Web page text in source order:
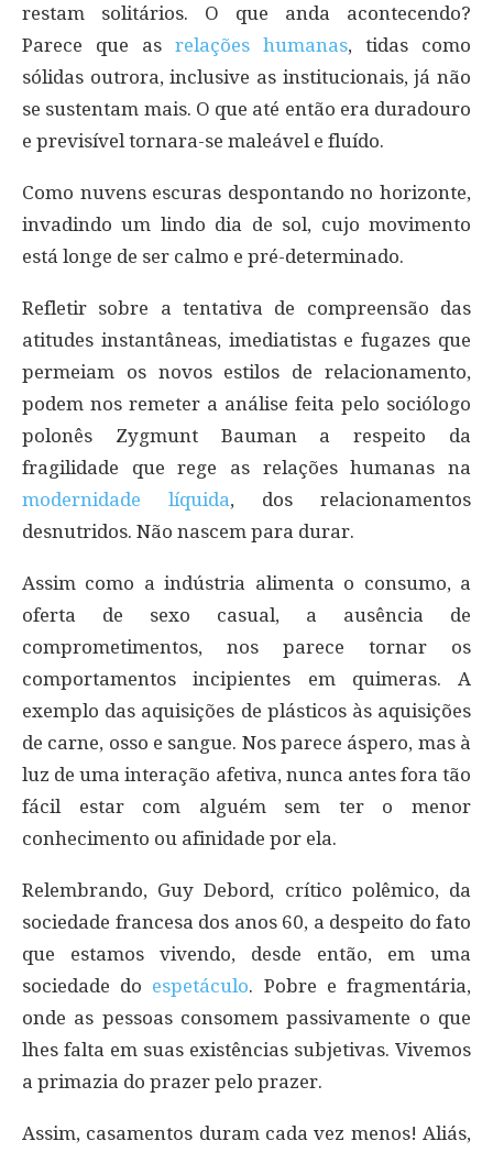
restam solitários. O que anda acontecendo?
Parece que as relações humanas, tidas como
sólidas outrora, inclusive as institucionais, já não
se sustentam mais. O que até então era duradouro
e previsível tornara-se maleável e fluído.
Como nuvens escuras despontando no horizonte,
invadindo um lindo dia de sol, cujo movimento
está longe de ser calmo e pré-determinado.
Refletir sobre a tentativa de compreensão das
atitudes instantâneas, imediatistas e fugazes que
permeiam os novos estilos de relacionamento,
podem nos remeter a análise feita pelo sociólogo
polonês Zygmunt Bauman a respeito da
fragilidade que rege as relações humanas na
modernidade líquida, dos relacionamentos
desnutridos. Não nascem para durar.
Assim como a indústria alimenta o consumo, a
oferta de sexo casual, a ausência de
comprometimentos, nos parece tornar os
comportamentos incipientes em quimeras. A
exemplo das aquisições de plásticos às aquisições
de carne, osso e sangue. Nos parece áspero, mas à
luz de uma interação afetiva, nunca antes fora tão
fácil estar com alguém sem ter o menor
conhecimento ou afinidade por ela.
Relembrando, Guy Debord, crítico polêmico, da
sociedade francesa dos anos 60, a despeito do fato
que estamos vivendo, desde então, em uma
sociedade do espetáculo. Pobre e fragmentária,
onde as pessoas consomem passivamente o que
lhes falta em suas existências subjetivas. Vivemos
a primazia do prazer pelo prazer.
Assim, casamentos duram cada vez menos! Aliás,